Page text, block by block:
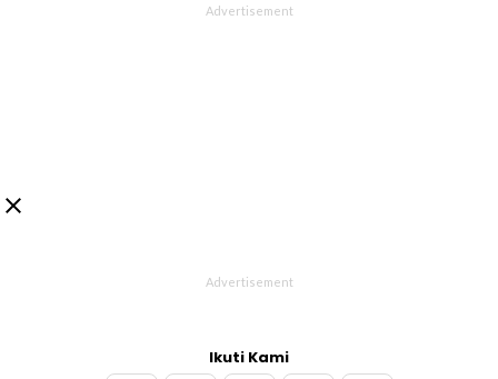

Ikuti Kami